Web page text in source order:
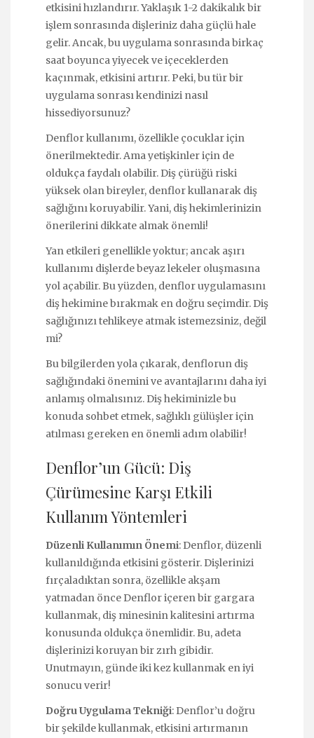
etkisini hızlandırır. Yaklaşık 1-2 dakikalık bir
işlem sonrasında dişleriniz daha güçlü hale
gelir. Ancak, bu uygulama sonrasında birkaç
saat boyunca yiyecek ve içeceklerden
kaçınmak, etkisini artırır. Peki, bu tür bir
uygulama sonrası kendinizi nasıl
hissediyorsunuz?
Denflor kullanımı, özellikle çocuklar için
önerilmektedir. Ama yetişkinler için de
oldukça faydalı olabilir. Diş çürüğü riski
yüksek olan bireyler, denflor kullanarak diş
sağlığını koruyabilir. Yani, diş hekimlerinizin
önerilerini dikkate almak önemli!
Yan etkileri genellikle yoktur; ancak aşırı
kullanımı dişlerde beyaz lekeler oluşmasına
yol açabilir. Bu yüzden, denflor uygulamasını
diş hekimine bırakmak en doğru seçimdir. Diş
sağlığınızı tehlikeye atmak istemezsiniz, değil
mi?
Bu bilgilerden yola çıkarak, denflorun diş
sağlığındaki önemini ve avantajlarını daha iyi
anlamış olmalısınız. Diş hekiminizle bu
konuda sohbet etmek, sağlıklı gülüşler için
atılması gereken en önemli adım olabilir!
Denflor’un Gücü: Diş
Çürümesine Karşı Etkili
Kullanım Yöntemleri
Düzenli Kullanımın Önemi: Denflor, düzenli
kullanıldığında etkisini gösterir. Dişlerinizi
fırçaladıktan sonra, özellikle akşam
yatmadan önce Denflor içeren bir gargara
kullanmak, diş minesinin kalitesini artırma
konusunda oldukça önemlidir. Bu, adeta
dişlerinizi koruyan bir zırh gibidir.
Unutmayın, günde iki kez kullanmak en iyi
sonucu verir!
Doğru Uygulama Tekniği: Denflor’u doğru
bir şekilde kullanmak, etkisini artırmanın